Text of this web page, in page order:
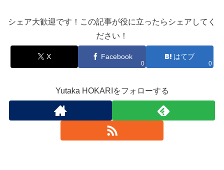
シェア大歓迎です！この記事が役に立ったらシェアしてく
ださい！
X Facebook
0
はてブ
0
Yutaka HOKARIをフォローする